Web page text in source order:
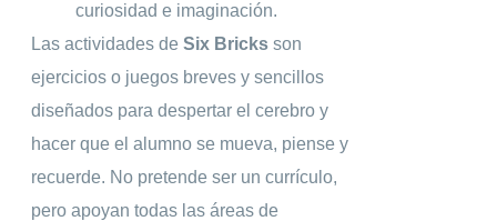
curiosidad e imaginación.
Las actividades deSix Bricks son
ejercicios o juegos breves y sencillos
diseñados para despertar el cerebro y
hacer que el alumno se mueva, piense y
recuerde. No pretende ser un currículo,
pero apoyan todas las áreas de